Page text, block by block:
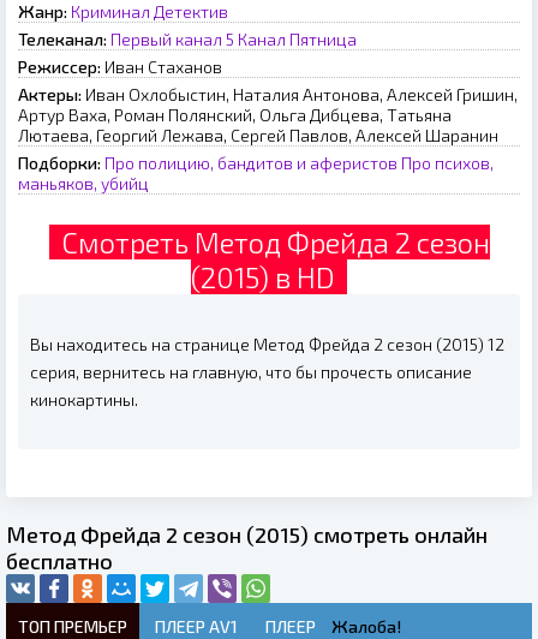
Жанр: Криминал Детектив
Телеканал: Первый канал 5 Канал Пятница
Режиссер: Иван Стаханов
Актеры: Иван Охлобыстин, Наталия Антонова, Алексей Гришин,
Артур Ваха, Роман Полянский, Ольга Дибцева, Татьяна
Лютаева, Георгий Лежава, Сергей Павлов, Алексей Шаранин
Подборки: Про полицию, бандитов и аферистов Про психов,
маньяков, убийц
Смотреть Метод Фрейда 2 сезон
(2015) в HD
Вы находитесь на странице Метод Фрейда 2 сезон (2015) 12
серия, вернитесь на главную, что бы прочесть описание
кинокартины.
Метод Фрейда 2 сезон (2015) смотреть онлайн
бесплатно
ТОП ПРЕМЬЕР ПЛЕЕР AV1 ПЛЕЕР Жалоба!